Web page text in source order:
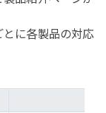
に各製品の対応